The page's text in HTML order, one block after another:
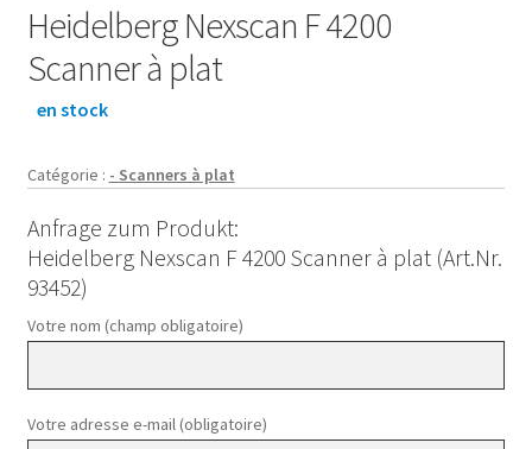
Heidelberg Nexscan F 4200
Scanner à plat
en stock
Catégorie : - Scanners à plat
Anfrage zum Produkt:
Heidelberg Nexscan F 4200 Scanner à plat (Art.Nr.
93452)
Votre nom (champ obligatoire)
Votre adresse e-mail (obligatoire)